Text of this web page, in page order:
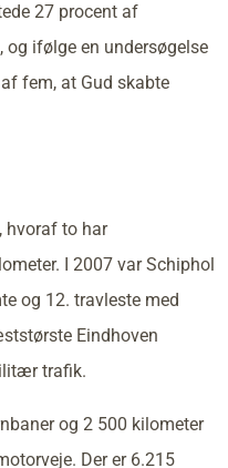
27 procent af
ifølge en undersøgelse
fem, at Gud skabte
hvoraf to har
I 2007 var Schiphol
og 12. travleste med
Eindhoven
trafik.
og 2 500 kilometer
Der er 6.215